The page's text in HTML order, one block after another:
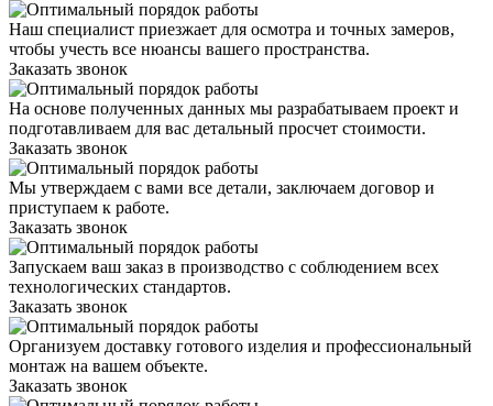
Наш специалист приезжает для осмотра и точных замеров,
чтобы учесть все нюансы вашего пространства.
Заказать звонок
На основе полученных данных мы разрабатываем проект и
подготавливаем для вас детальный просчет стоимости.
Заказать звонок
Мы утверждаем с вами все детали, заключаем договор и
приступаем к работе.
Заказать звонок
Запускаем ваш заказ в производство с соблюдением всех
технологических стандартов.
Заказать звонок
Организуем доставку готового изделия и профессиональный
монтаж на вашем объекте.
Заказать звонок